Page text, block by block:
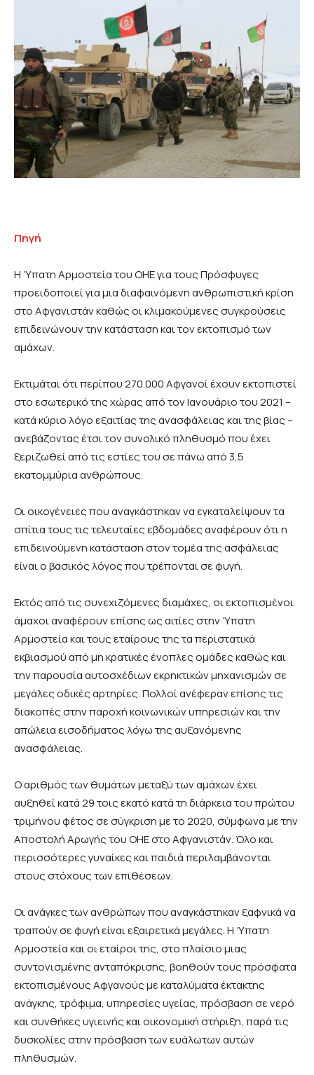
Πηγή
Η Ύπατη Αρμοστεία του ΟΗΕ για τους Πρόσφυγες
προειδοποιεί για μια διαφαινόμενη ανθρωπιστική κρίση
στο Αφγανιστάν καθώς οι κλιμακούμενες συγκρούσεις
επιδεινώνουν την κατάσταση και τον εκτοπισμό των
αμάχων.
Εκτιμάται ότι περίπου 270.000 Αφγανοί έχουν εκτοπιστεί
στο εσωτερικό της χώρας από τον Ιανουάριο του 2021 –
κατά κύριο λόγο εξαιτίας της ανασφάλειας και της βίας –
ανεβάζοντας έτσι τον συνολικό πληθυσμό που έχει
ξεριζωθεί από τις εστίες του σε πάνω από 3,5
εκατομμύρια ανθρώπους.
Οι οικογένειες που αναγκάστηκαν να εγκαταλείψουν τα
σπίτια τους τις τελευταίες εβδομάδες αναφέρουν ότι η
επιδεινούμενη κατάσταση στον τομέα της ασφάλειας
είναι ο βασικός λόγος που τρέπονται σε φυγή.
Εκτός από τις συνεχιζόμενες διαμάχες, οι εκτοπισμένοι
άμαχοι αναφέρουν επίσης ως αιτίες στην Ύπατη
Αρμοστεία και τους εταίρους της τα περιστατικά
εκβιασμού από μη κρατικές ένοπλες ομάδες καθώς και
την παρουσία αυτοσχέδιων εκρηκτικών μηχανισμών σε
μεγάλες οδικές αρτηρίες. Πολλοί ανέφεραν επίσης τις
διακοπές στην παροχή κοινωνικών υπηρεσιών και την
απώλεια εισοδήματος λόγω της αυξανόμενης
ανασφάλειας.
Ο αριθμός των θυμάτων μεταξύ των αμάχων έχει
αυξηθεί κατά 29 τοις εκατό κατά τη διάρκεια του πρώτου
τριμήνου φέτος σε σύγκριση με το 2020, σύμφωνα με την
Αποστολή Αρωγής του ΟΗΕ στο Αφγανιστάν. Όλο και
περισσότερες γυναίκες και παιδιά περιλαμβάνονται
στους στόχους των επιθέσεων.
Οι ανάγκες των ανθρώπων που αναγκάστηκαν ξαφνικά να
τραπούν σε φυγή είναι εξαιρετικά μεγάλες. Η Ύπατη
Αρμοστεία και οι εταίροι της, στο πλαίσιο μιας
συντονισμένης ανταπόκρισης, βοηθούν τους πρόσφατα
εκτοπισμένους Αφγανούς με καταλύματα έκτακτης
ανάγκης, τρόφιμα, υπηρεσίες υγείας, πρόσβαση σε νερό
και συνθήκες υγιεινής και οικονομική στήριξη, παρά τις
δυσκολίες στην πρόσβαση των ευάλωτων αυτών
πληθυσμών.